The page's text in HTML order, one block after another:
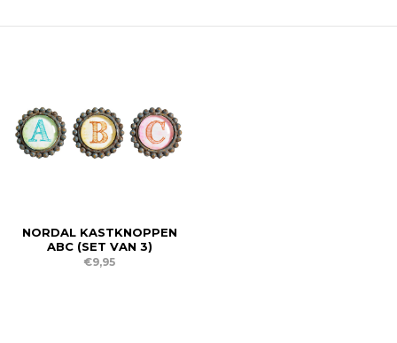
NORDAL KASTKNOPPEN
ABC (SET VAN 3)
€9,95